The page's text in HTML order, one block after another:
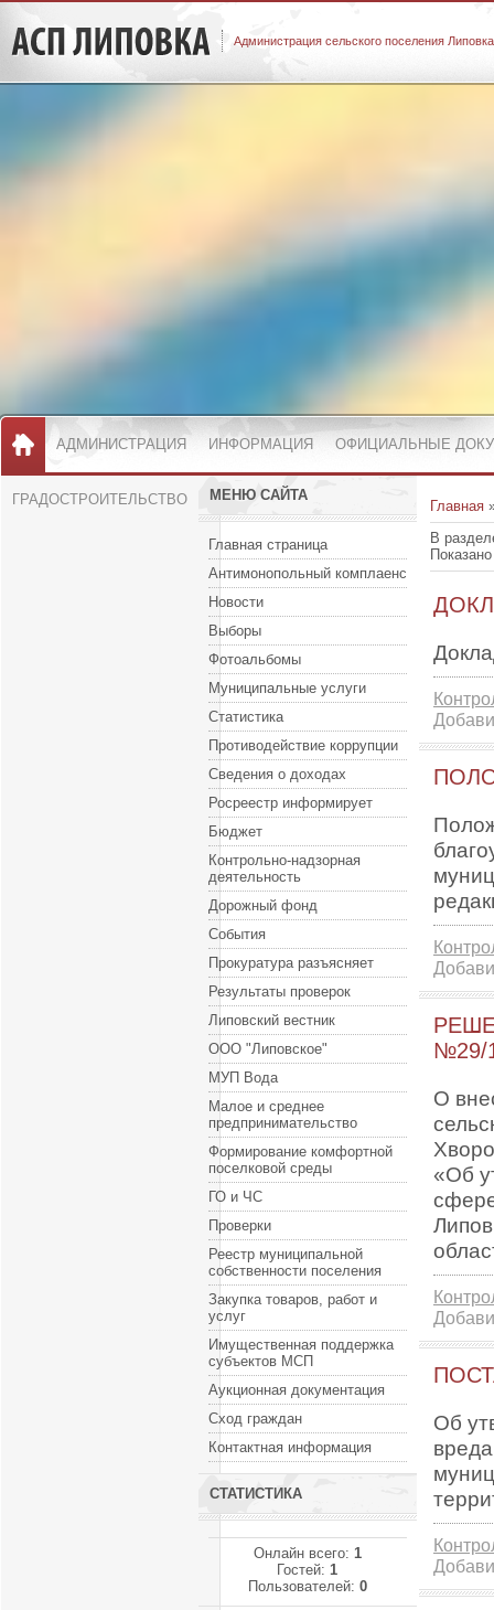
Администрация сельского поселения
АДМИНИСТРАЦИЯ ИНФОРМАЦИЯ ОФИЦИАЛЬНЫЕ
ГРАДОСТРОИТЕЛЬСТВО МЕНЮ САЙТА
Главная страница
Антимонопольный комплаенс
Новости
Выборы
Фотоальбомы
Муниципальные услуги
Статистика
Противодействие коррупции
Сведения о доходах
Росреестр информирует
Бюджет
Контрольно-надзорная
деятельность
Дорожный фонд
События
Прокуратура разъясняет
Результаты проверок
Липовский вестник
ООО "Липовское"
МУП Вода
Малое и среднее
предпринимательство
Формирование комфортной
поселковой среды
ГО и ЧС
Проверки
Реестр муниципальной
собственности поселения
Закупка товаров, работ и
услуг
Имущественная поддержка
субъектов МСП
Аукционная документация
Сход граждан
Контактная информация
СТАТИСТИКА
Онлайн всего: 1
Гостей:1
Пользователей: 0
Главная
В
№29/
О
«Об
Об